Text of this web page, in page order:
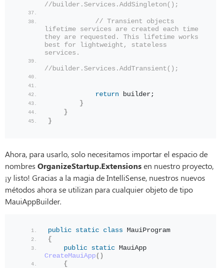
//builder.Services.AddSingleton();
// Transient objects
lifetime services are created each time
they are requested. This lifetime works
best for lightweight, stateless
services.
//builder.Services.AddTransient();
return builder;
}
}
}
Ahora, para usarlo, solo necesitamos importar el espacio de
nombres OrganizeStartup.Extensionsen nuestro proyecto,
¡y listo! Gracias a la magia de IntelliSense, nuestros nuevos
métodos ahora se utilizan para cualquier objeto de tipo
MauiAppBuilder.
public static class MauiProgram
{
public static
CreateMauiApp()
{